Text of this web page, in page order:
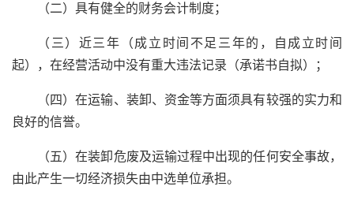
（二）具有健全的财务会计制度；
（三）近三年（成立时间不足三年的，自成立时间
起），在经营活动中没有重大违法记录（承诺书自拟）；
（四）在运输、装卸、资金等方面须具有较强的实力和
良好的信誉。
（五）在装卸危废及运输过程中出现的任何安全事故，
由此产生一切经济损失由中选单位承担。